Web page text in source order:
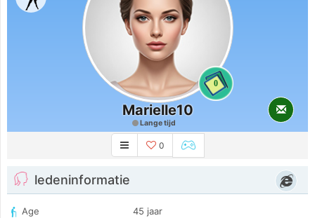
0
Marielle10
Lange tijd
0
ledeninformatie
Age
45 jaar